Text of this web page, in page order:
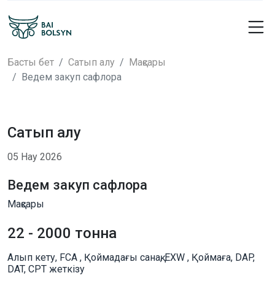
Басты бет Сатып алу
Мақсары
Ведем закуп сафлора
Сатып алу
05 Нау 2026
Ведем закуп сафлора
Мақсары
22 - 2000 тонна
Алып кету, FCA , Қоймадағы санақ, EXW , Қоймаға, DAP,
DAT, CPT жеткізу